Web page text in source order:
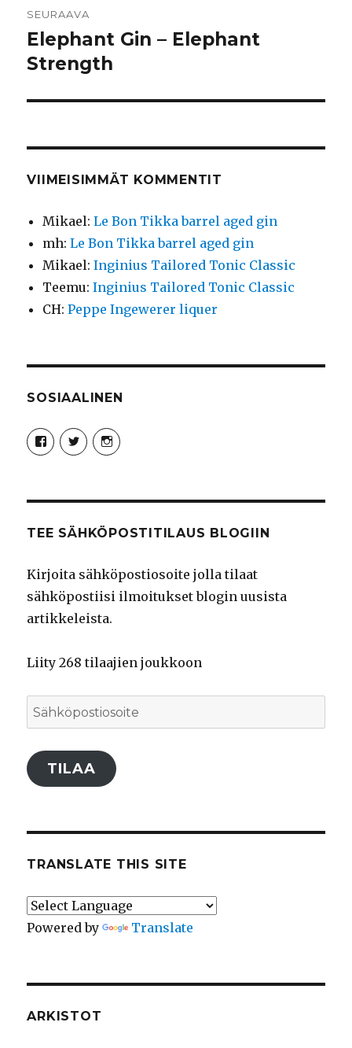
SEURAAVA
Seuraava
artikkeli:
Elephant Gin – Elephant
Strength
VIIMEISIMMÄT KOMMENTIT
Mikael:Le Bon Tikka barrel aged gin
mh:Le Bon Tikka barrel aged gin
Mikael:Inginius Tailored Tonic Classic
Teemu:Inginius Tailored Tonic Classic
CH:Peppe Ingewerer liquer
SOSIAALINEN
Näytä
Syncro89Photography:n
profiili
Näytä
MikaelJohnsson:n
profiili
Näytä
syncro89:n
profiili
TEE SÄHKÖPOSTITILAUS BLOGIIN
Kirjoita sähköpostiosoite jolla tilaat
sähköpostiisi ilmoitukset blogin uusista
artikkeleista.
Liity 268 tilaajien joukkoon
Sähköpostiosoite
TILAA
TRANSLATE THIS SITE
Powered by Translate
ARKISTOT